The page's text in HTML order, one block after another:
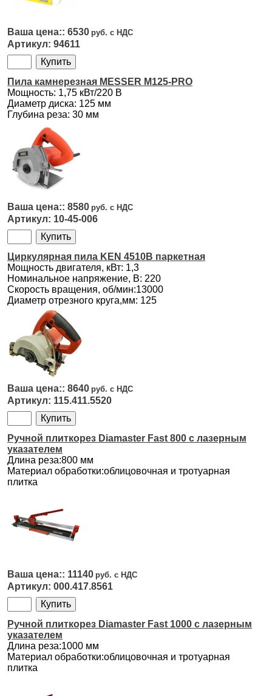
6530
94611
Пила камнерезная MESSER M125-PRO
Мощность: 1,75 кВт/220 В
Диаметр диска: 125 мм
Глубина реза: 30 мм
8580
10-45-006
Циркулярная пила KEN 4510B паркетная
Мощность двигателя, кВт: 1,3
Номинальное напряжение, В: 220
Скорость вращения, об/мин:13000
Диаметр отрезного круга,мм: 125
8640
115.411.5520
Ручной плиткорез Diamaster Fast 800 с лазерным
указателем
Длина реза:800 мм
Материал обработки:облицовочная и тротуарная
плитка
11140
000.417.8561
Ручной плиткорез Diamaster Fast 1000 с лазерным
указателем
Длина реза:1000 мм
Материал обработки:облицовочная и тротуарная
плитка